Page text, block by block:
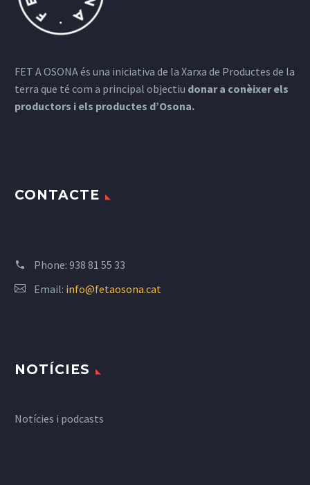
FET A OSONA és una iniciativa de la Xarxa de Productes de la
terra que té com a principal objectiu donar a conèixer els
productors i els productes d’Osona.
CONTACTE
Phone: 938 81 55 33
Email: info@fetaosona.cat
NOTÍCIES
Notícies i podcasts